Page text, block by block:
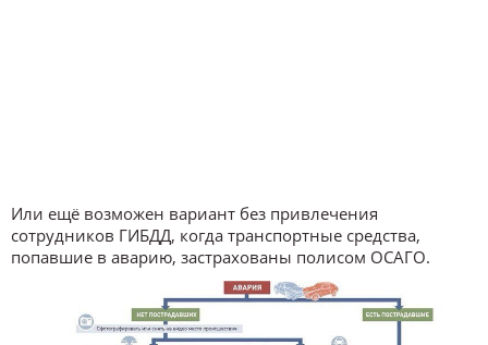
Или ещё возможен вариант без привлечения
сотрудников ГИБДД, когда транспортные средства,
попавшие в аварию, застрахованы полисом ОСАГО.